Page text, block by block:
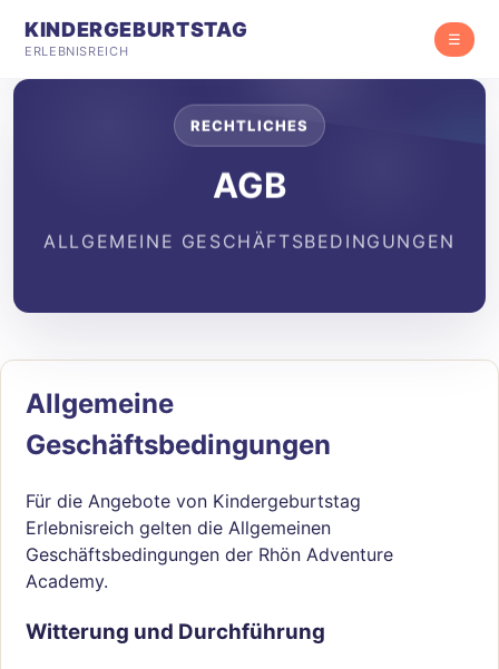
KINDERGEBURTSTAG
ERLEBNISREICH
☰
RECHTLICHES
AGB
ALLGEMEINE GESCHÄFTSBEDINGUNGEN
Allgemeine
Geschäftsbedingungen
Für die Angebote von Kindergeburtstag
Erlebnisreich gelten die Allgemeinen
Geschäftsbedingungen der Rhön Adventure
Academy.
Witterung und Durchführung